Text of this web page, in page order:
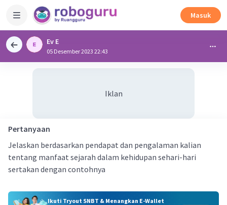
Masuk
Ev E
05 Desember 2023 22:43
Iklan
Pertanyaan
Jelaskan berdasarkan pendapat dan pengalaman kalian
tentang manfaat sejarah dalam kehidupan sehari-hari
sertakan dengan contohnya
Ikuti Tryout SNBT & Menangkan E-Wallet